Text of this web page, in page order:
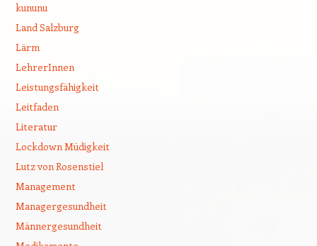
kununu
Land Salzburg
Lärm
LehrerInnen
Leistungsfähigkeit
Leitfaden
Literatur
Lockdown Müdigkeit
Lutz von Rosenstiel
Management
Managergesundheit
Männergesundheit